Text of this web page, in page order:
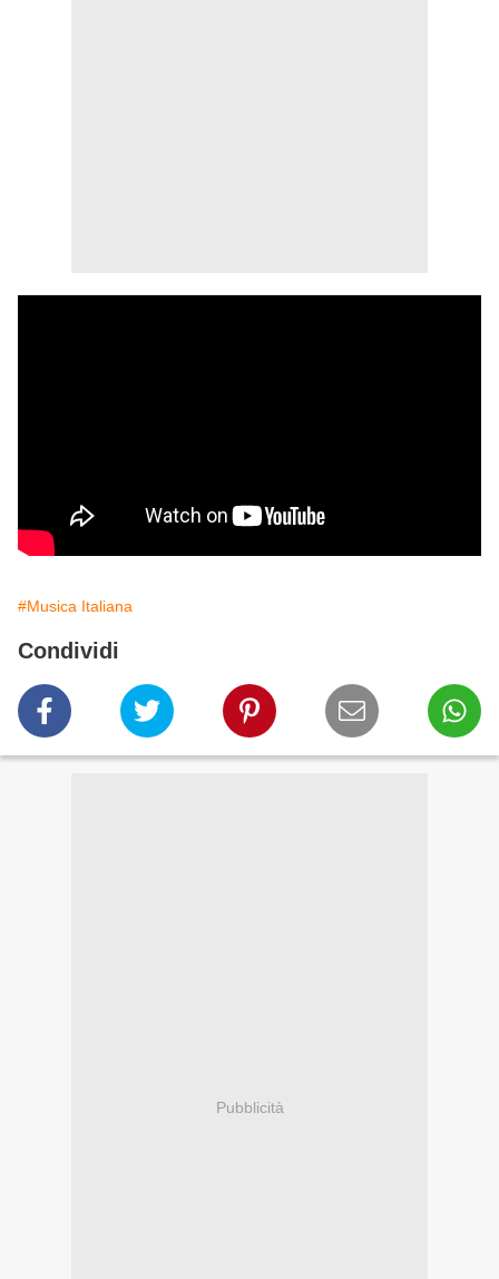
#Musica Italiana
Condividi
Pubblicità